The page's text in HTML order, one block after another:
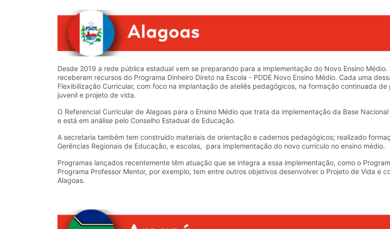
Desde 2019 a rede pública estadual vem se preparando para a implementação do Novo Ensino
receberam recursos do Programa Dinheiro Direto na Escola - PDDE Novo Ensino Médio. Cada uma
Flexibilização Curricular, com foco na implantação de ateliês pedagógicos, na formação continuada
juvenil e projeto de vida.
O Referencial Curricular de Alagoas para o Ensino Médio que trata da implementação da Base
e está em análise pelo Conselho Estadual de Educação.
A secretaria também tem construído materiais de orientação e cadernos pedagógicos; realizado
Gerências Regionais de Educação, e escolas, para implementação do novo currículo no ensino médio.
Programas lançados recentemente têm atuação que se integra a essa implementação, como o
Programa Professor Mentor, por exemplo, tem entre outros objetivos desenvolver o Projeto de Vida e
Alagoas.